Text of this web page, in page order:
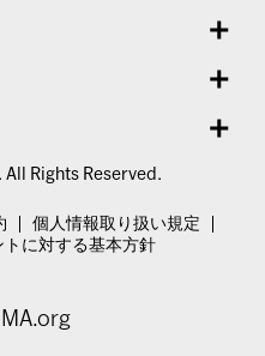
All Rights Reserved.
個人情報取り扱い規定
に対する基本方針